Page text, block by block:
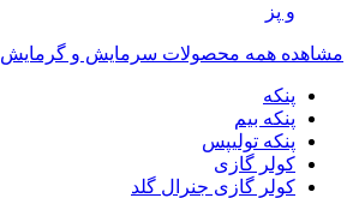
و پز
مشاهده همه محصولات سرمایش و گرمایش
پنکه
پنکه بیم
پنکه تولیپس
کولر گازی
کولر گازی جنرال گلد